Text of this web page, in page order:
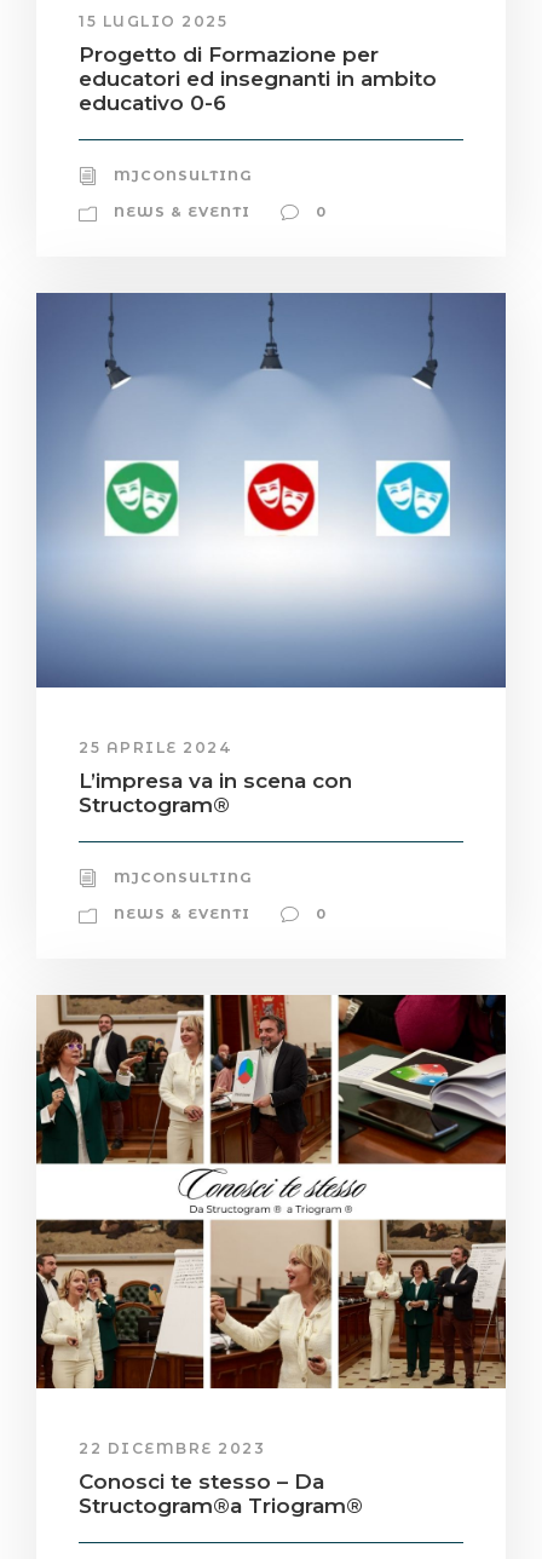
15 LUGLIO 2025
Progetto di Formazione per
educatori ed insegnanti in ambito
educativo 0-6
MJCONSULTING
NEWS & EVENTI 0
25 APRILE 2024
L’impresa va in scena con
Structogram®
MJCONSULTING
NEWS & EVENTI 0
22 DICEMBRE 2023
Conosci te stesso – Da
Structogram®a Triogram®